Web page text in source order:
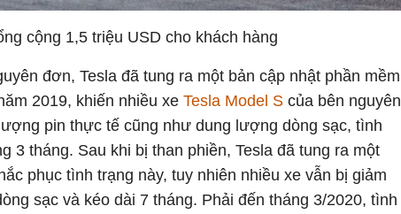
cộng 1,5 triệu USD cho khách hàng
đơn, Tesla đã tung ra một bản cập nhật phần mềm
2019, khiến nhiều xe Tesla Model S của bên nguyên
pin thực tế cũng như dung lượng dòng sạc, tình
3 tháng. Sau khi bị than phiền, Tesla đã tung ra một
phục tình trạng này, tuy nhiên nhiều xe vẫn bị giảm
sạc và kéo dài 7 tháng. Phải đến tháng 3/2020, tình